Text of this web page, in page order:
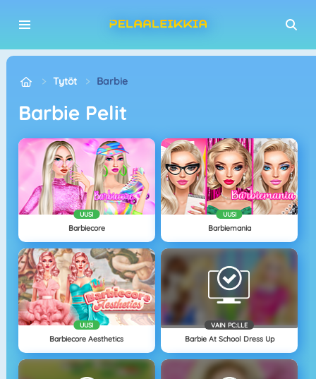
Tytöt Barbie
Barbie Pelit
UUSI
Barbiecore
UUSI
Barbiemania
UUSI
Barbiecore Aesthetics
VAIN PC:LLE
Barbie At School Dress Up